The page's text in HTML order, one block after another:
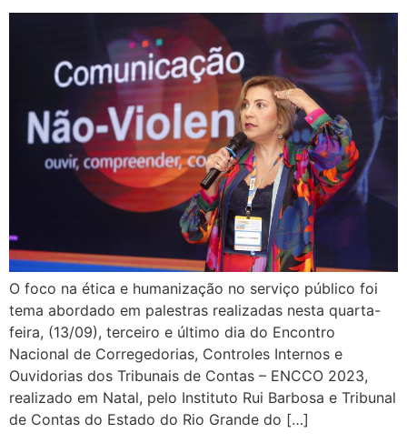
O foco na ética e humanização no serviço público foi
tema abordado em palestras realizadas nesta quarta-
feira, (13/09), terceiro e último dia do Encontro
Nacional de Corregedorias, Controles Internos e
Ouvidorias dos Tribunais de Contas – ENCCO 2023,
realizado em Natal, pelo Instituto Rui Barbosa e Tribunal
de Contas do Estado do Rio Grande do […]